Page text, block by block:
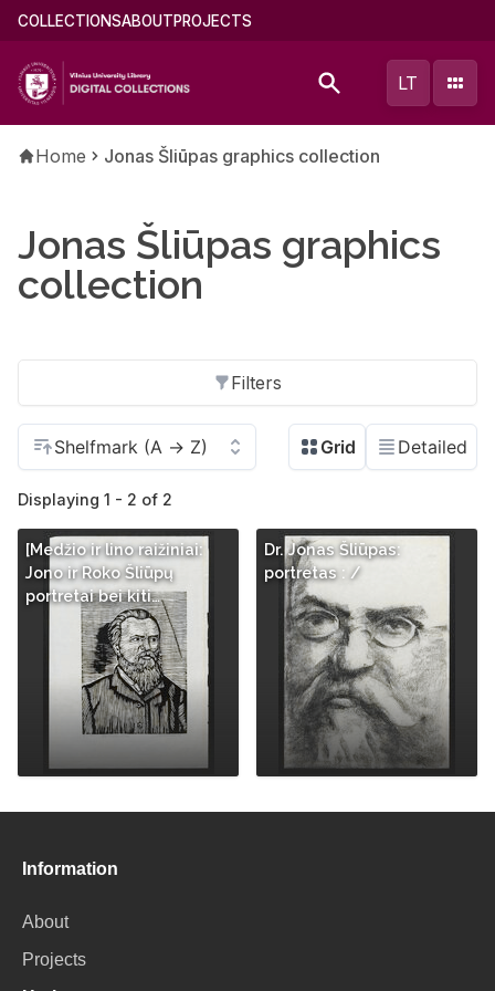
Skip
main
content
Main
(english)
COLLECTIONSABOUTPROJECTS
LT
Breadcrumb
Home Jonas Šliūpas graphics collection
Jonas Šliūpas graphics
collection
Filters
Displaying 1 - 2 of 2
[Medžio ir lino raižiniai:
Jono ir Roko Šliūpų
portretai bei kiti…
Dr. Jonas Šliūpas:
portretas : /
Information
About
Projects